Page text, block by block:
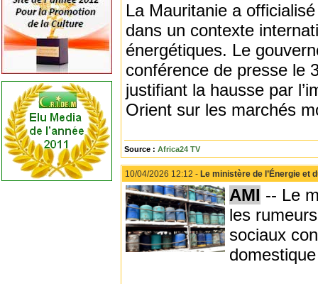
La Mauritanie a
dans un contexte
énergétiques. Le
conférence de presse le
justifiant la hausse par
Orient sur les marchés
Source : Africa24 TV
10/04/2026 12:12 - Le ministère de l’Énergie et
AMI -- Le
les
sociaux